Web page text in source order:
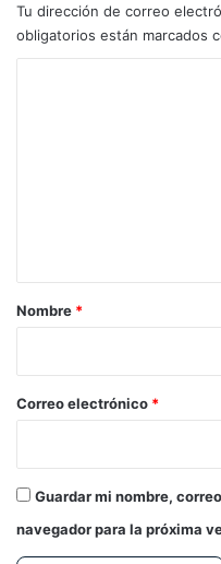
Tu dirección de correo
obligatorios están marcados
r
*
Nombre *
Correo electrónico *
Guardar mi nombre,
navegador para la próxima